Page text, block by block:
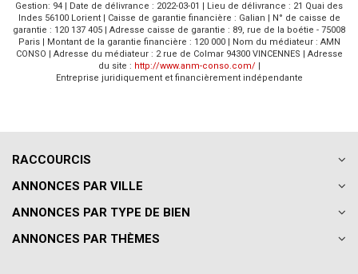
Gestion: 94 | Date de délivrance : 2022-03-01 | Lieu de délivrance : 21 Quai des
Indes 56100 Lorient | Caisse de garantie financière : Galian | N° de caisse de
garantie : 120 137 405 | Adresse caisse de garantie : 89, rue de la boétie - 75008
Paris | Montant de la garantie financière : 120 000 | Nom du médiateur : AMN
CONSO | Adresse du médiateur : 2 rue de Colmar 94300 VINCENNES | Adresse
du site : http://www.anm-conso.com/ |
Entreprise juridiquement et financièrement indépendante
RACCOURCIS
ANNONCES PAR VILLE
ANNONCES PAR TYPE DE BIEN
ANNONCES PAR THÈMES